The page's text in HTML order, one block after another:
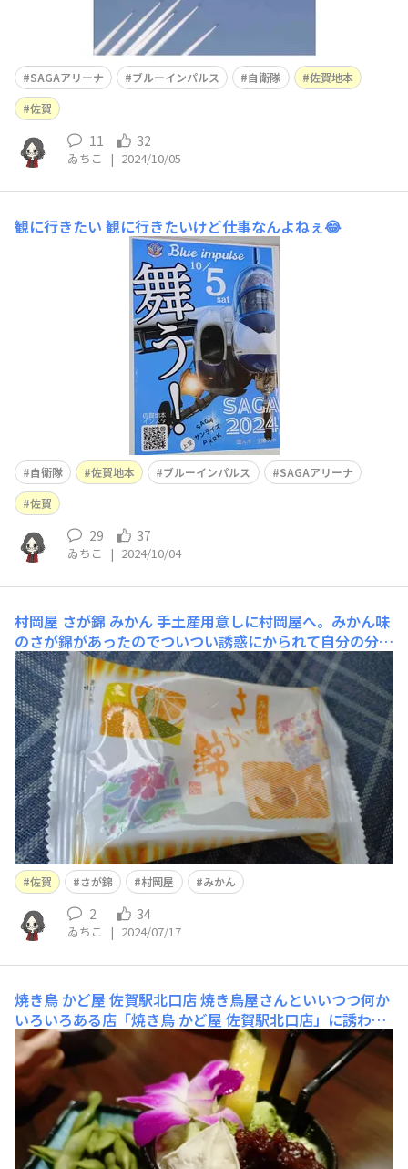
SAGAアリーナ ブルーインパルス 自衛隊
佐賀地本
佐賀
11 32
ゐちこ | 2024/10/05
観に行きたい 観に行きたいけど仕事なんよねぇ😂
自衛隊 佐賀地本 ブルーインパルス
SAGAアリーナ
佐賀
29 37
ゐちこ | 2024/10/04
村岡屋 さが錦 みかん手土産用意しに村岡屋へ。みかん味
のさが錦があったのでついつい誘惑にかられて自分の分も
購入。甘みと酸味と苦味がマッチしてさっぱりいただけて
これめっちゃ美味い😋夏場にピッタリ🫰
佐賀 さが錦 村岡屋 みかん
2 34
ゐちこ | 2024/07/17
焼き鳥 かど屋 佐賀駅北口店焼き鳥屋さんといいつつ何か
いろいろある店「焼き鳥 かど屋 佐賀駅北口店」に誘われ
て行ってきました。オシャレカクテルがあるーと頼んでみ
たけどほぼ宇治金時かき氷🍧美味しいけどスプーンが欲し
くなりました😂鳥じゃないのんは焼き鳥ちゃうねん！美
味いけど！とツッコミを入れつつ食べます。雲仙ハムも焼
き鳥のページに